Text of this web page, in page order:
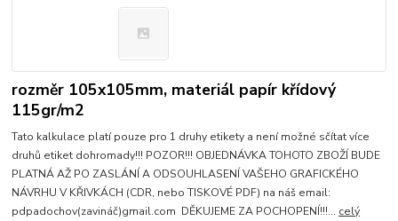
rozměr 105x105mm, materiál papír křídový
115gr/m2
Tato kalkulace platí pouze pro 1 druhy etikety a není možné sčítat více
druhů etiket dohromady!!! POZOR!!! OBJEDNÁVKA TOHOTO ZBOŽÍ BUDE
PLATNÁ AŽ PO ZASLÁNÍ A ODSOUHLASENÍ VAŠEHO GRAFICKÉHO
NÁVRHU V KŘIVKÁCH (CDR, nebo TISKOVÉ PDF) na náš email:
pdpadochov(zavináč)gmail.com DĚKUJEME ZA POCHOPENÍ!!!... celý